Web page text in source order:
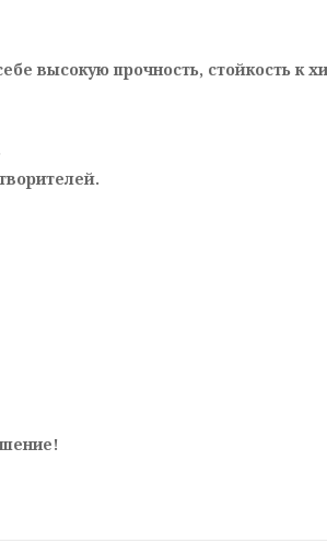
высокую прочность, стойкость к